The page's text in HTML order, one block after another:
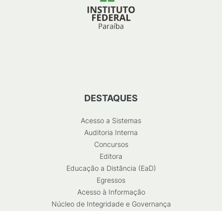
DESTAQUES
Acesso a Sistemas
Auditoria Interna
Concursos
Editora
Educação a Distância (EaD)
Egressos
Acesso à Informação
Núcleo de Integridade e Governança